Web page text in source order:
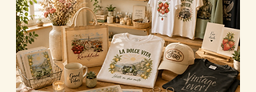
lasergravierten Badges, Band-
Merchandise und kleine Accessoires.
Handgemacht, limitiert und mit
Herzblut gefertigt.